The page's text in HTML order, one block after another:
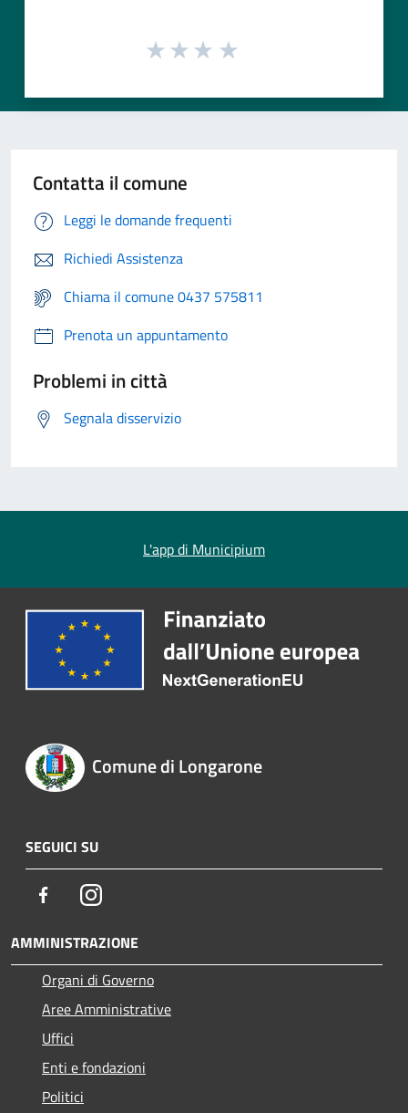
Contatta il comune
Leggi le domande frequenti
Richiedi Assistenza
Chiama il comune 0437 575811
Prenota un appuntamento
Problemi in città
Segnala disservizio
L'app di Municipium
Comune di Longarone
SEGUICI SU
FacebookInstagram
AMMINISTRAZIONE
Organi di Governo
Aree Amministrative
Uffici
Enti e fondazioni
Politici